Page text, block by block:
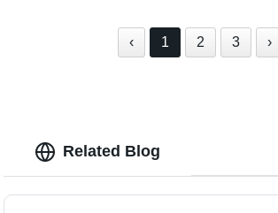
‹ 1 2 3 ›
Related Blog